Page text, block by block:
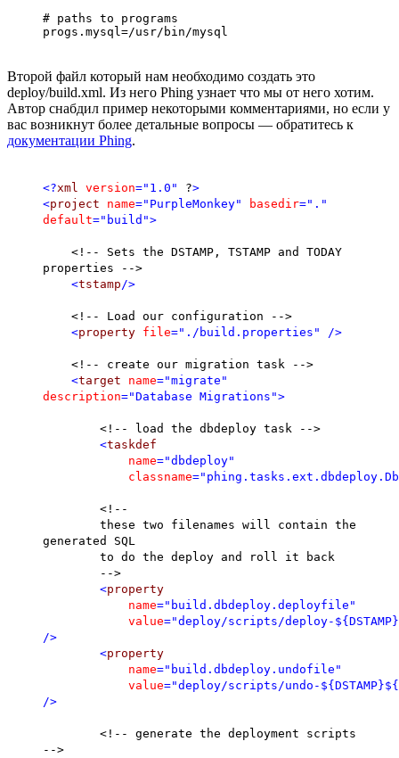
# paths to programs
Второй файл который нам необходимо создать это
deploy/build.xml. Из него Phing узнает что мы от него хотим.
Автор снабдил пример некоторыми комментариями, но если у
вас возникнут более детальные вопросы — обратитесь к
документации Phing.
<?xml version="1.0" ?>
<project name="PurpleMonkey" basedir="."
default="build">
<!-- Sets the DSTAMP, TSTAMP and TODAY
properties -->
<tstamp/>
<!-- Load our configuration -->
<property file="./build.properties" />
<!-- create our migration task -->
<target name="migrate"
description="Database Migrations">
<!-- load the dbdeploy task -->
<taskdef
name="dbdeploy"
classname
<!--
these two filenames will contain the
generated SQL
to do the deploy and roll it back
-->
<property
name="build.dbdeploy.deployfile"
value="deploy/scripts/deploy-
/>
<property
name="build.dbdeploy.undofile"
value="deploy/scripts/undo-
/>
<!-- generate the deployment scripts
-->